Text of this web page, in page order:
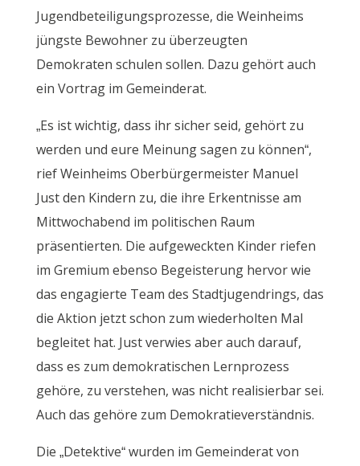
Jugendbeteiligungsprozesse, die Weinheims
jüngste Bewohner zu überzeugten
Demokraten schulen sollen. Dazu gehört auch
ein Vortrag im Gemeinderat.
„Es ist wichtig, dass ihr sicher seid, gehört zu
werden und eure Meinung sagen zu können“,
rief Weinheims Oberbürgermeister Manuel
Just den Kindern zu, die ihre Erkentnisse am
Mittwochabend im politischen Raum
präsentierten. Die aufgeweckten Kinder riefen
im Gremium ebenso Begeisterung hervor wie
das engagierte Team des Stadtjugendrings, das
die Aktion jetzt schon zum wiederholten Mal
begleitet hat. Just verwies aber auch darauf,
dass es zum demokratischen Lernprozess
gehöre, zu verstehen, was nicht realisierbar sei.
Auch das gehöre zum Demokratieverständnis.
Die „Detektive“ wurden im Gemeinderat von